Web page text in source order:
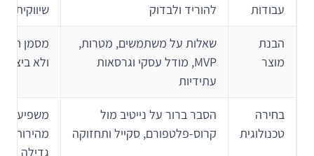
עבודות
להוריד ולבדוק
שיווקית
הבנת
מוצר
שאלות על משתמשים, מטרות,
MVP, מודל עסקי וגרסאות
עתידיות
מסמן
ולא
בחירה
טכנולוגית
הסבר ברור על נייטיב מול
קרוס-פלטפורם, סקייל ותחזוקה
משפיע
מהירות,
גדילה